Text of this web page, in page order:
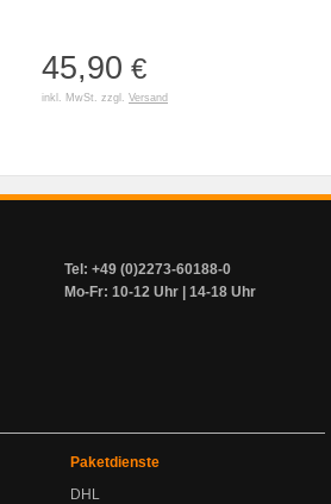
45,90 €
inkl. MwSt. zzgl. Versand
Tel: +49 (0)2273-60188-0
Mo-Fr: 10-12 Uhr | 14-18 Uhr
Paketdienste
DHL